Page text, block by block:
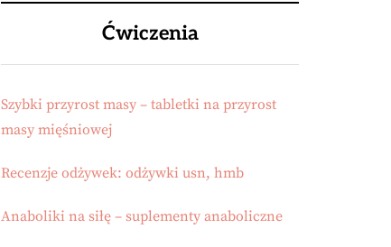
Ćwiczenia
Szybki przyrost masy – tabletki na przyrost
masy mięśniowej
Recenzje odżywek: odżywki usn, hmb
Anaboliki na siłę – suplementy anaboliczne